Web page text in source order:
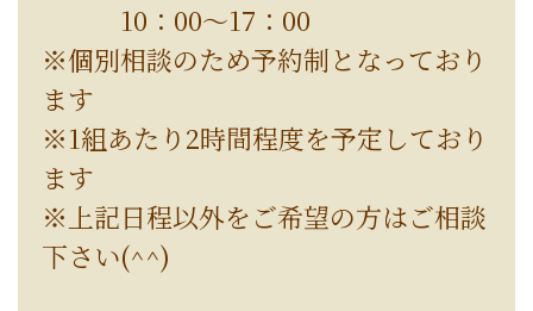
10：00～17：00
※個別相談のため予約制となっており
ます
※1組あたり2時間程度を予定しており
ます
※上記日程以外をご希望の方はご相談
下さい(^^)